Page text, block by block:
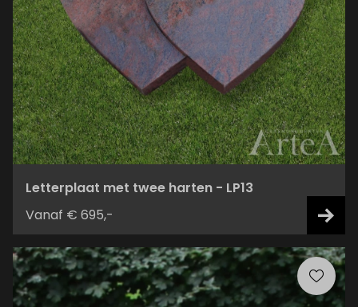
Letterplaat met twee harten - LP13
Vanaf € 695,-